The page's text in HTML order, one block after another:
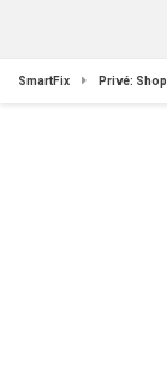
SmartFix Privé: Shop